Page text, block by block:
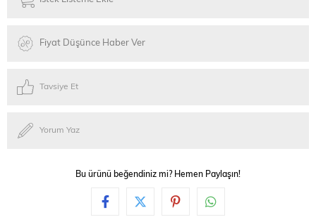
Fiyat Düşünce Haber Ver
Tavsiye Et
Yorum Yaz
Bu ürünü beğendiniz mi? Hemen Paylaşın!